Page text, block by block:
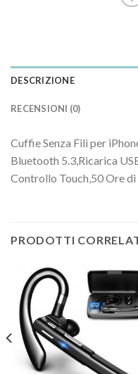
DESCRIZIONE
RECENSIONI (0)
Cuffie Senza Fili per
Bluetooth 5.3,Ricarica
Controllo Touch,50 Ore di
PRODOTTI